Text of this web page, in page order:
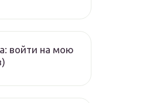
войти на мою